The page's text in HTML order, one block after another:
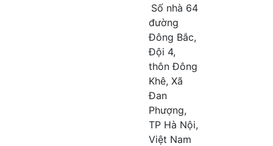
Số nhà 64
đường
Đông Bắc,
Đội 4,
thôn Đông
Khê, Xã
Đan
Phượng,
TP Hà Nội,
Việt Nam